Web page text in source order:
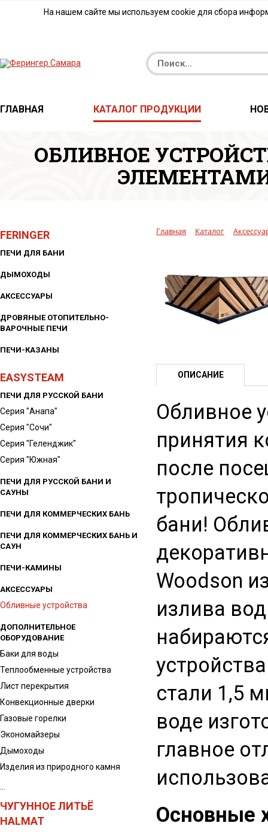
На нашем сайте мы используем cookie для сбора
ГЛАВНАЯ КАТАЛОГ ПРОДУКЦИИ
ОБЛИВНОЕ
ЭЛЕМЕНТАМИ
FERINGER
ПЕЧИ ДЛЯ БАНИ
ДЫМОХОДЫ
АКСЕССУАРЫ
ДРОВЯНЫЕ ОТОПИТЕЛЬНО-
ВАРОЧНЫЕ ПЕЧИ
ПЕЧИ-КАЗАНЫ
EASYSTEAM
ПЕЧИ ДЛЯ РУССКОЙ БАНИ
Серия "Анапа"
Серия "Сочи"
Серия "Геленджик"
Серия "Южная"
ПЕЧИ ДЛЯ РУССКОЙ БАНИ И
САУНЫ
ПЕЧИ ДЛЯ КОММЕРЧЕСКИХ БАНЬ
ПЕЧИ ДЛЯ КОММЕРЧЕСКИХ БАНЬ И
САУН
ПЕЧИ-КАМИНЫ
АКСЕССУАРЫ
Обливные устройства
ДОПОЛНИТЕЛЬНОЕ
ОБОРУДОВАНИЕ
Баки для воды
Теплообменные устройства
Лист перекрытия
Конвекционные дверки
Газовые горелки
Экономайзеры
Дымоходы
Изделия из природного камня
ЧУГУННОЕ ЛИТЬЁ
HALMAT
Главная Каталог
ОПИСАНИЕ
Обливное
принятия
после
бани!
Woodson
излива
стали 1,5
воде
главное
Основные